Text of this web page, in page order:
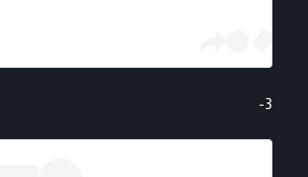
3-